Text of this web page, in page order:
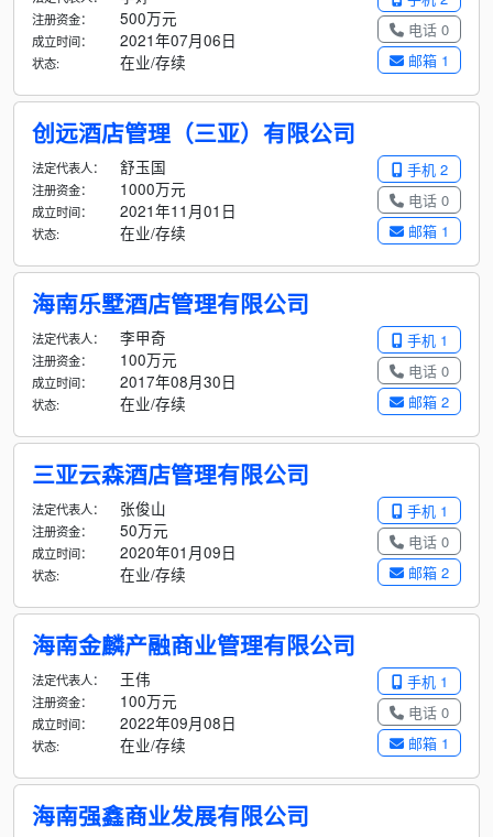
电话 0
邮箱 1
注册资金： 500万元
成立时间： 2021年07月06日
状态: 在业/存续
创远酒店管理（三亚）有限公司
手机 2
电话 0
邮箱 1
法定代表人： 舒玉国
注册资金： 1000万元
成立时间： 2021年11月01日
状态: 在业/存续
海南乐墅酒店管理有限公司
手机 1
电话 0
邮箱 2
法定代表人： 李甲奇
注册资金： 100万元
成立时间： 2017年08月30日
状态: 在业/存续
三亚云森酒店管理有限公司
手机 1
电话 0
邮箱 2
法定代表人： 张俊山
注册资金： 50万元
成立时间： 2020年01月09日
状态: 在业/存续
海南金麟产融商业管理有限公司
手机 1
电话 0
邮箱 1
法定代表人： 王伟
注册资金： 100万元
成立时间： 2022年09月08日
状态: 在业/存续
海南强鑫商业发展有限公司